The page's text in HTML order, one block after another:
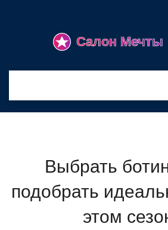
Выбрать
подобрать
этом